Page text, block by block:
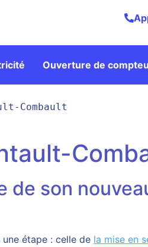
Ouverture de
Combault
son
étape : celle de la mise en